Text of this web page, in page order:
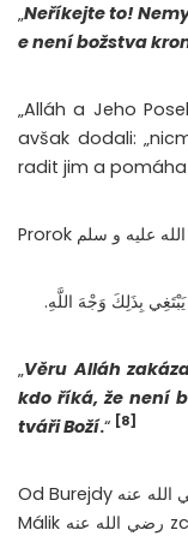
„Neříkejte to!
e není božstva
„Alláh a Jeho
avšak dodali:
radit jim a
بِذَلِكَ وَجْهَ اللَّهِ.
„Věru Alláh
kdo říká, že není
tváři Boží.“ [8]
Od Burejdy رضي الله عنه se uvádí, že muž jménem Má’iz ibn
Málik رضي الله عنه zcizoložil. Sám se ke hříchu doznal, sám